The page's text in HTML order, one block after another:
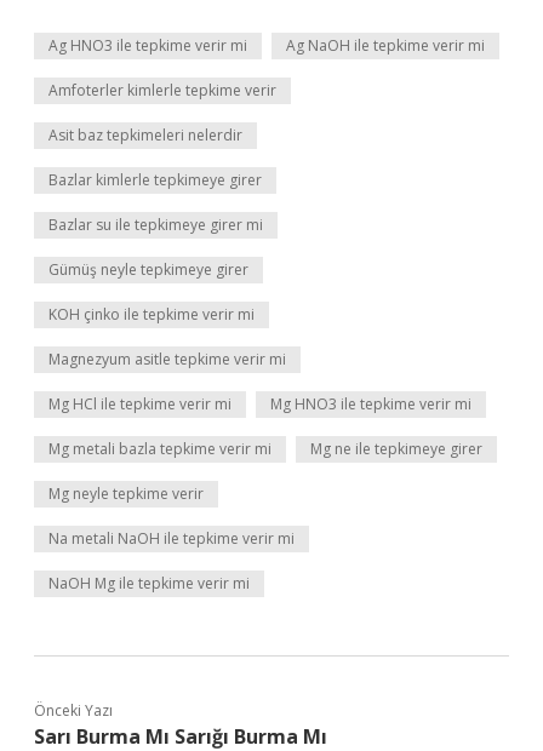
Ag HNO3 ile tepkime verir mi Ag NaOH ile tepkime verir mi
Amfoterler kimlerle tepkime verir
Asit baz tepkimeleri nelerdir
Bazlar kimlerle tepkimeye girer
Bazlar su ile tepkimeye girer mi
Gümüş neyle tepkimeye girer
KOH çinko ile tepkime verir mi
Magnezyum asitle tepkime verir mi
Mg HCl ile tepkime verir mi Mg HNO3 ile tepkime verir mi
Mg metali bazla tepkime verir mi Mg ne ile tepkimeye girer
Mg neyle tepkime verir
Na metali NaOH ile tepkime verir mi
NaOH Mg ile tepkime verir mi
Önceki Yazı
Sarı Burma Mı Sarığı Burma Mı